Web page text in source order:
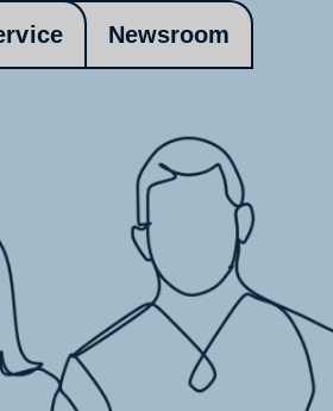
Newsroom